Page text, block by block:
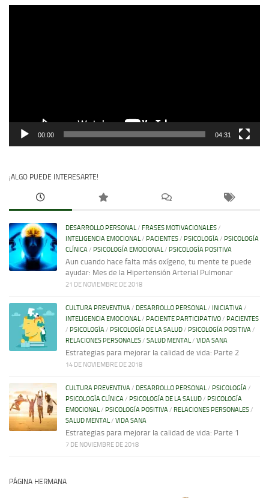
00:00 04:31
¡ALGO PUEDE INTERESARTE!
DESARROLLO PERSONAL/ FRASES MOTIVACIONALES/
INTELIGENCIA EMOCIONAL/ PACIENTES/ PSICOLOGÍA/ PSICOLOGÍA
CLÍNICA/ PSICOLOGÍA EMOCIONAL/ PSICOLOGÍA POSITIVA
Aun cuando hace falta más oxígeno, tu mente te puede
ayudar: Mes de la Hipertensión Arterial Pulmonar
21 DE NOVIEMBRE DE 2018
CULTURA PREVENTIVA/ DESARROLLO PERSONAL/ INICIATIVA/
INTELIGENCIA EMOCIONAL/ PACIENTE PARTICIPATIVO/ PACIENTES
/ PSICOLOGÍA/ PSICOLOGÍA DE LA SALUD/ PSICOLOGÍA POSITIVA/
RELACIONES PERSONALES/ SALUD MENTAL/ VIDA SANA
Estrategias para mejorar la calidad de vida: Parte 2
14 DE NOVIEMBRE DE 2018
CULTURA PREVENTIVA/ DESARROLLO PERSONAL/ PSICOLOGÍA/
PSICOLOGÍA CLÍNICA/ PSICOLOGÍA DE LA SALUD/ PSICOLOGÍA
EMOCIONAL/ PSICOLOGÍA POSITIVA/ RELACIONES PERSONALES/
SALUD MENTAL/ VIDA SANA
Estrategias para mejorar la calidad de vida: Parte 1
7 DE NOVIEMBRE DE 2018
PÁGINA HERMANA